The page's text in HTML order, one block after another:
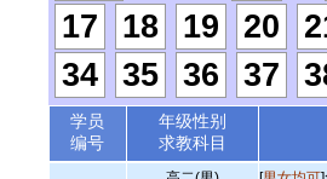
17
18 19 20
34
35 36 37
学员
编号
年级性别
求教科目